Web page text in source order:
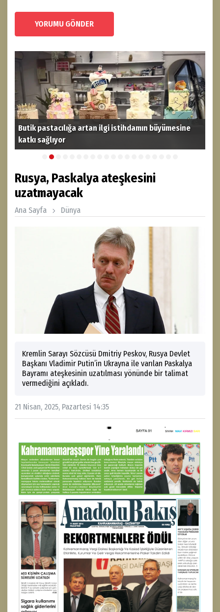
YORUMU GÖNDER
Butik pastacılığa artan ilgi istihdamın büyümesine
katkı sağlıyor
Rusya, Paskalya ateşkesini
uzatmayacak
Ana Sayfa Dünya
Kremlin Sarayı Sözcüsü Dmitriy Peskov, Rusya Devlet
Başkanı Vladimir Putin’in Ukrayna ile varılan Paskalya
Bayramı ateşkesinin uzatılması yönünde bir talimat
vermediğini açıkladı.
21 Nisan, 2025, Pazartesi 14:35